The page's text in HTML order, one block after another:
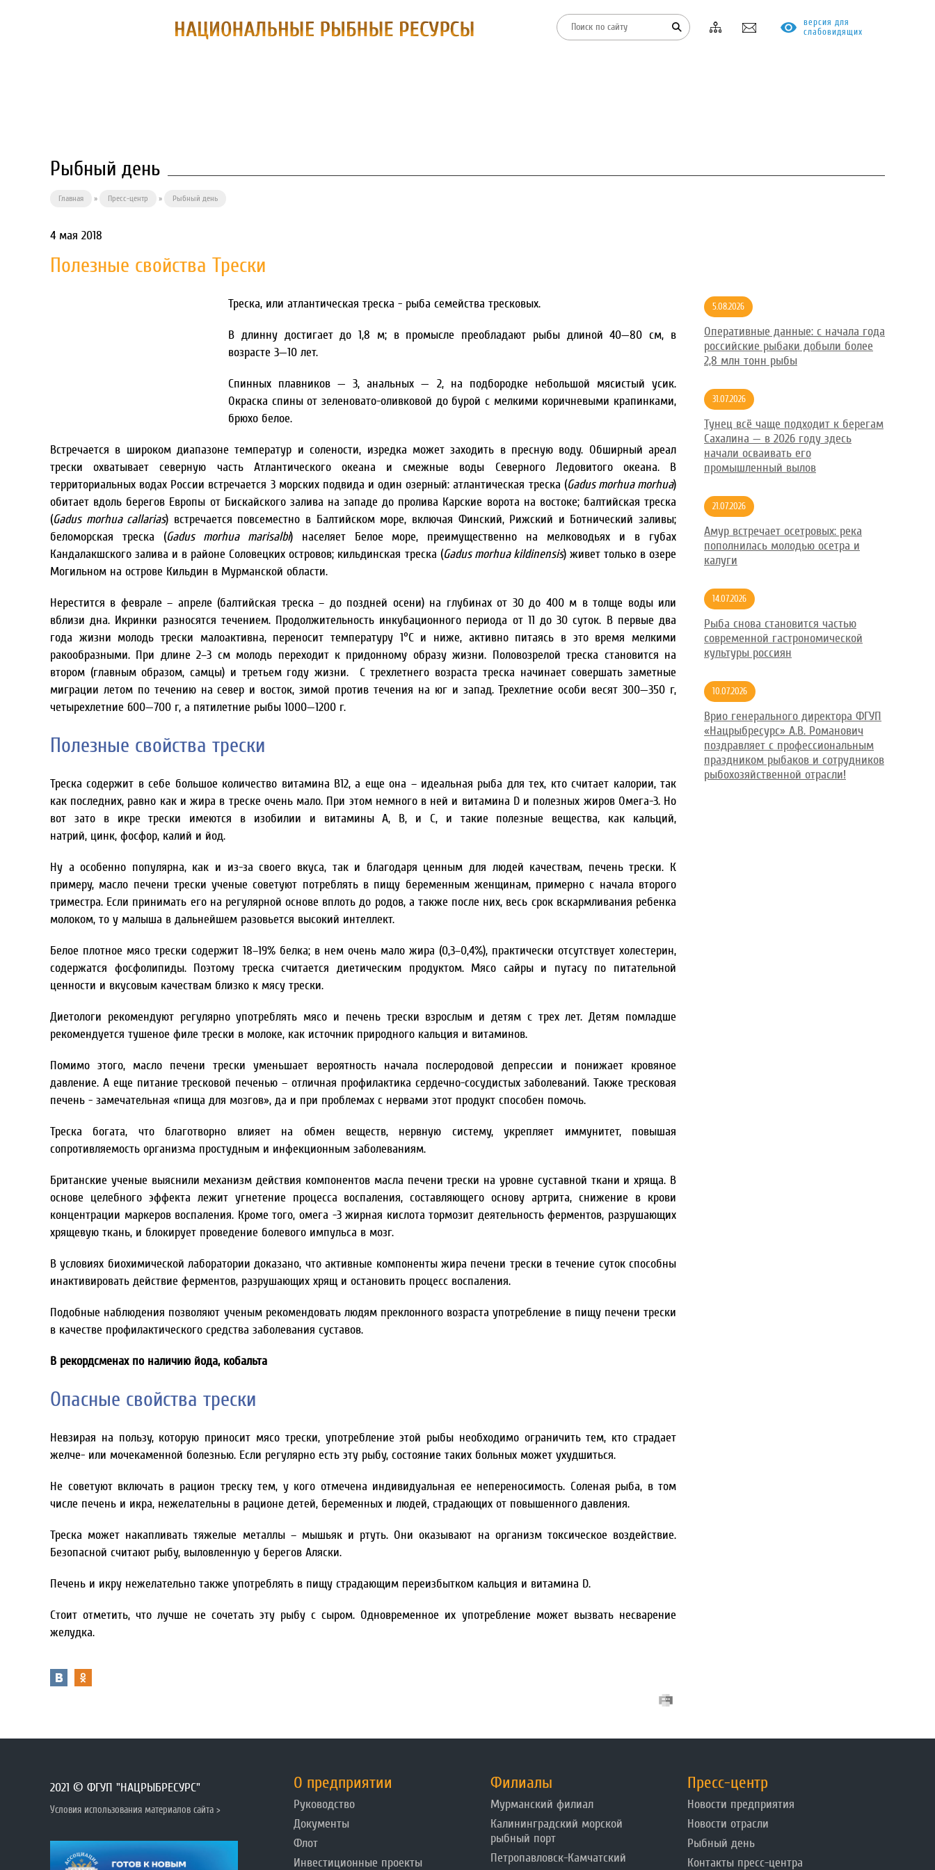
версия для
слабовидящих
Рыбный день
Главная » Пресс-центр » Рыбный день
4 мая 2018
Полезные свойства Трески
Треска, или атлантическая треска - рыба семейства тресковых.
В длинну достигает до 1,8 м; в промысле преобладают рыбы длиной 40—80 см, в
возрасте 3—10 лет.
Спинных плавников — 3, анальных — 2, на подбородке небольшой мясистый усик.
Окраска спины от зеленовато-оливковой до бурой с мелкими коричневыми крапинками,
брюхо белое.
Встречается в широком диапазоне температур и солености, изредка может заходить в пресную воду. Обширный ареал
трески охватывает северную часть Атлантического океана и смежные воды Северного Ледовитого океана. В
территориальных водах России встречается 3 морских подвида и один озерный: атлантическая треска (Gadus morhua morhua)
обитает вдоль берегов Европы от Бискайского залива на западе до пролива Карские ворота на востоке; балтийская треска
(Gadus morhua callarias) встречается повсеместно в Балтийском море, включая Финский, Рижский и Ботнический заливы;
беломорская треска (Gadus morhua marisalbi) населяет Белое море, преимущественно на мелководьях и в губах
Кандалакшского залива и в районе Соловецких островов; кильдинская треска (Gadus morhua kildinensis) живет только в озере
Могильном на острове Кильдин в Мурманской области.
Нерестится в феврале – апреле (балтийская треска – до поздней осени) на глубинах от 30 до 400 м в толще воды или
вблизи дна. Икринки разносятся течением. Продолжительность инкубационного периода от 11 до 30 суток. В первые два
года жизни молодь трески малоактивна, переносит температуру 1°С и ниже, активно питаясь в это время мелкими
ракообразными. При длине 2–3 см молодь переходит к придонному образу жизни. Половозрелой треска становится на
втором (главным образом, самцы) и третьем году жизни. С трехлетнего возраста треска начинает совершать заметные
миграции летом по течению на север и восток, зимой против течения на юг и запад. Трехлетние особи весят 300—350 г,
четырехлетние 600—700 г, а пятилетние рыбы 1000—1200 г.
Полезные свойства трески
Треска содержит в себе большое количество витамина В12, а еще она – идеальная рыба для тех, кто считает калории, так
как последних, равно как и жира в треске очень мало. При этом немного в ней и витамина D и полезных жиров Омега-3. Но
вот зато в икре трески имеются в изобилии и витамины А, В, и С, и такие полезные вещества, как кальций,
натрий, цинк, фосфор, калий и йод.
Ну а особенно популярна, как и из-за своего вкуса, так и благодаря ценным для людей качествам, печень трески. К
примеру, масло печени трески ученые советуют потреблять в пищу беременным женщинам, примерно с начала второго
триместра. Если принимать его на регулярной основе вплоть до родов, а также после них, весь срок вскармливания ребенка
молоком, то у малыша в дальнейшем разовьется высокий интеллект.
Белое плотное мясо трески содержит 18–19% белка; в нем очень мало жира (0,3–0,4%), практически отсутствует холестерин,
содержатся фосфолипиды. Поэтому треска считается диетическим продуктом. Мясо сайры и путасу по питательной
ценности и вкусовым качествам близко к мясу трески.
Диетологи рекомендуют регулярно употреблять мясо и печень трески взрослым и детям с трех лет. Детям помладше
рекомендуется тушеное филе трески в молоке, как источник природного кальция и витаминов.
Помимо этого, масло печени трески уменьшает вероятность начала послеродовой депрессии и понижает кровяное
давление. А еще питание тресковой печенью – отличная профилактика сердечно-сосудистых заболеваний. Также тресковая
печень - замечательная «пища для мозгов», да и при проблемах с нервами этот продукт способен помочь.
Треска богата, что благотворно влияет на обмен веществ, нервную систему, укрепляет иммунитет, повышая
сопротивляемость организма простудным и инфекционным заболеваниям.
Британские ученые выяснили механизм действия компонентов масла печени трески на уровне суставной ткани и хряща. В
основе целебного эффекта лежит угнетение процесса воспаления, составляющего основу артрита, снижение в крови
концентрации маркеров воспаления. Кроме того, омега -3 жирная кислота тормозит деятельность ферментов, разрушающих
хрящевую ткань, и блокирует проведение болевого импульса в мозг.
В условиях биохимической лаборатории доказано, что активные компоненты жира печени трески в течение суток способны
инактивировать действие ферментов, разрушающих хрящ и остановить процесс воспаления.
Подобные наблюдения позволяют ученым рекомендовать людям преклонного возраста употребление в пищу печени трески
в качестве профилактического средства заболевания суставов.
В рекордсменах по наличию йода, кобальта
Опасные свойства трески
Невзирая на пользу, которую приносит мясо трески, употребление этой рыбы необходимо ограничить тем, кто страдает
желче- или мочекаменной болезнью. Если регулярно есть эту рыбу, состояние таких больных может ухудшиться.
Не советуют включать в рацион треску тем, у кого отмечена индивидуальная ее непереносимость. Соленая рыба, в том
числе печень и икра, нежелательны в рационе детей, беременных и людей, страдающих от повышенного давления.
Треска может накапливать тяжелые металлы – мышьяк и ртуть. Они оказывают на организм токсическое воздействие.
Безопасной считают рыбу, выловленную у берегов Аляски.
Печень и икру нежелательно также употреблять в пищу страдающим переизбытком кальция и витамина D.
Стоит отметить, что лучше не сочетать эту рыбу с сыром. Одновременное их употребление может вызвать несварение
желудка.
5.08.2026
Оперативные данные: с начала года
российские рыбаки добыли более
2,8 млн тонн рыбы
31.07.2026
Тунец всё чаще подходит к берегам
Сахалина — в 2026 году здесь
начали осваивать его
промышленный вылов
21.07.2026
Амур встречает осетровых: река
пополнилась молодью осетра и
калуги
14.07.2026
Рыба снова становится частью
современной гастрономической
культуры россиян
10.07.2026
Врио генерального директора ФГУП
«Нацрыбресурс» А.В. Романович
поздравляет с профессиональным
праздником рыбаков и сотрудников
рыбохозяйственной отрасли!
2021 © ФГУП "НАЦРЫБРЕСУРС"
Условия использования материалов сайта >
О предприятии
Руководство
Документы
Флот
Инвестиционные проекты
Филиалы
Мурманский филиал
Калининградский морской
рыбный порт
Петропавловск-Камчатский
Пресс-центр
Новости предприятия
Новости отрасли
Рыбный день
Контакты пресс-центра